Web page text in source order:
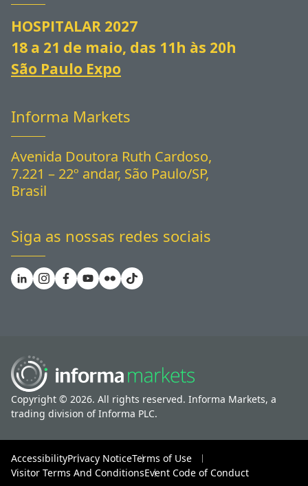
HOSPITALAR 2027
18 a 21 de maio, das 11h às 20h
São Paulo Expo
Informa Markets
Avenida Doutora Ruth Cardoso,
7.221 – 22º andar, São Paulo/SP,
Brasil
Siga as nossas redes sociais
Copyright © 2026. All rights reserved. Informa Markets, a
trading division of Informa PLC.
AccessibilityPrivacy NoticeTerms of Use
Visitor Terms And ConditionsEvent Code of Conduct